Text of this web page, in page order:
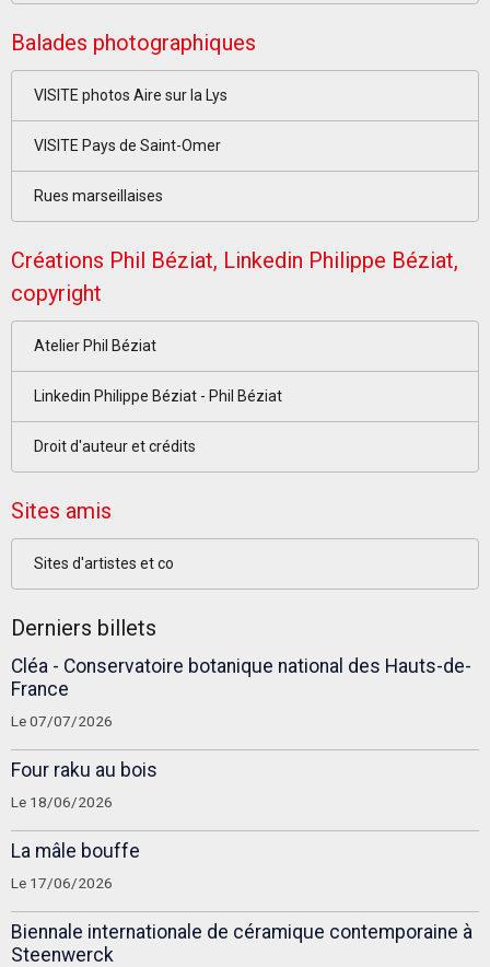
Balades photographiques
VISITE photos Aire sur la Lys
VISITE Pays de Saint-Omer
Rues marseillaises
Créations Phil Béziat, Linkedin Philippe Béziat,
copyright
Atelier Phil Béziat
Linkedin Philippe Béziat - Phil Béziat
Droit d'auteur et crédits
Sites amis
Sites d'artistes et co
Derniers billets
Cléa - Conservatoire botanique national des Hauts-de-
France
Le 07/07/2026
Four raku au bois
Le 18/06/2026
La mâle bouffe
Le 17/06/2026
Biennale internationale de céramique contemporaine à
Steenwerck